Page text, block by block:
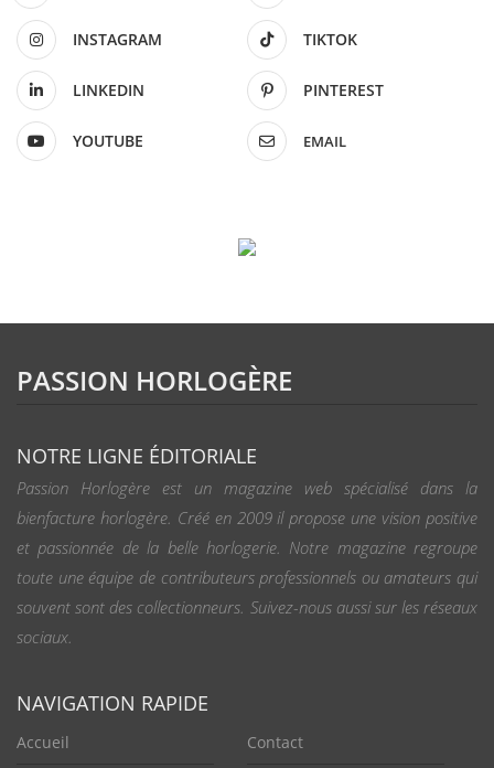
INSTAGRAM TIKTOK
LINKEDIN PINTEREST
YOUTUBE EMAIL
PASSION HORLOGÈRE
NOTRE LIGNE ÉDITORIALE
Passion Horlogère est un magazine web spécialisé dans la
bienfacture horlogère. Créé en 2009 il propose une vision positive
et passionnée de la belle horlogerie. Notre magazine regroupe
toute une équipe de contributeurs professionnels ou amateurs qui
souvent sont des collectionneurs. Suivez-nous aussi sur les réseaux
sociaux.
NAVIGATION RAPIDE
Accueil Contact